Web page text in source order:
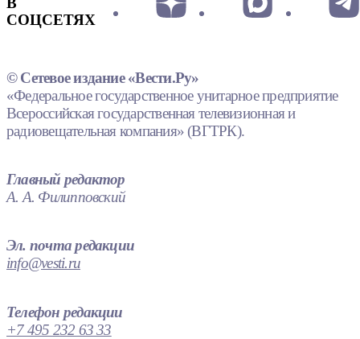
СОЦСЕТЯХ
© Сетевое издание «Вести.Ру»
«Федеральное государственное унитарное предприятие
Всероссийская государственная телевизионная и
радиовещательная компания» (ВГТРК).
Главный редактор
А. А. Филипповский
Эл. почта редакции
info@vesti.ru
Телефон редакции
+7 495 232 63 33